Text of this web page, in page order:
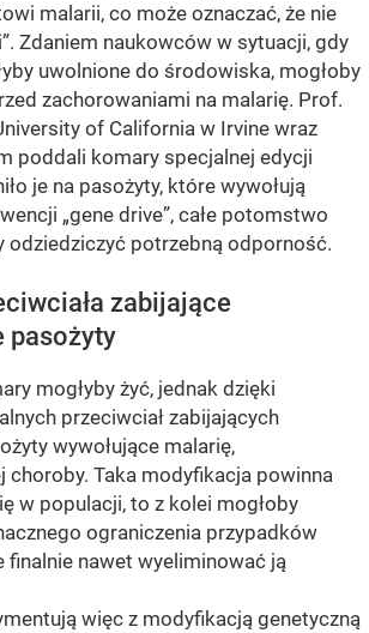
malarii, co może oznaczać, że nie
Zdaniem naukowców w sytuacji, gdy
uwolnione do środowiska, mogłoby
zachorowaniami na malarię. Prof.
of California w Irvine wraz
poddali komary specjalnej edycji
je na pasożyty, które wywołują
„gene drive”, całe potomstwo
odziedziczyć potrzebną odporność.
zabijające
pasożyty
mogłyby żyć, jednak dzięki
przeciwciał zabijających
wywołujące malarię,
choroby. Taka modyfikacja powinna
w populacji, to z kolei mogłoby
ograniczenia przypadków
finalnie nawet wyeliminować ją
więc z modyfikacją genetyczną